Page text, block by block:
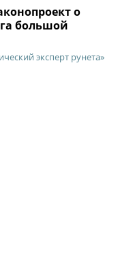
о
большой
эксперт рунета»